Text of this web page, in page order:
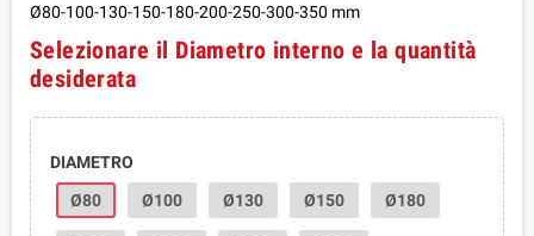
Ø80-100-130-150-180-200-250-300-350 mm
Selezionare il Diametro interno e la quantità
desiderata
DIAMETRO
Ø80
Ø100 Ø130 Ø150 Ø180